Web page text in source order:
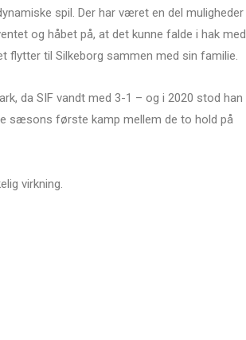
spil. Der har været en del muligheder
og håbet på, at det kunne falde i hak med
flytter til Silkeborg sammen med sin familie.
da SIF vandt med 3-1 – og i 2020 stod han
sæsons første kamp mellem de to hold på
virkning.